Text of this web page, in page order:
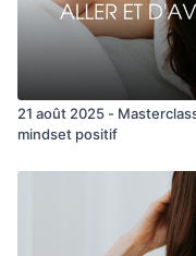
21 août 2025 -
mindset positif